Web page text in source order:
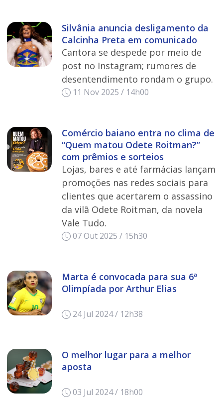
Silvânia anuncia desligamento da
Calcinha Preta em comunicado
Cantora se despede por meio de
post no Instagram; rumores de
desentendimento rondam o grupo.
11 Nov 2025 / 14h00
Comércio baiano entra no clima de
“Quem matou Odete Roitman?”
com prêmios e sorteios
Lojas, bares e até farmácias lançam
promoções nas redes sociais para
clientes que acertarem o assassino
da vilã Odete Roitman, da novela
Vale Tudo.
07 Out 2025 / 15h30
Marta é convocada para sua 6ª
Olimpíada por Arthur Elias
24 Jul 2024 / 12h38
O melhor lugar para a melhor
aposta
03 Jul 2024 / 18h00